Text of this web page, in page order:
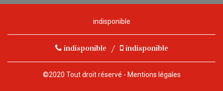
indisponible
indisponible / indisponible
©2020 Tout droit réservé - Mentions légales